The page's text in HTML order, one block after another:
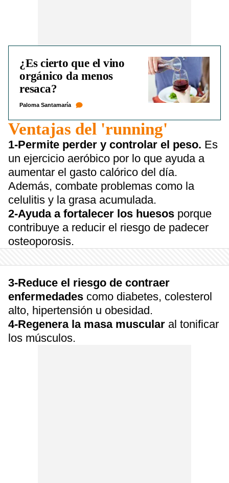
¿Es cierto que el vino
orgánico da menos
resaca?
Paloma Santamaría
Ventajas del 'running'
1-Permite perder y controlar el peso. Es
un ejercicio aeróbico por lo que ayuda a
aumentar el gasto calórico del día.
Además, combate problemas como la
celulitis y la grasa acumulada.
2-Ayuda a fortalecer los huesos porque
contribuye a reducir el riesgo de padecer
osteoporosis.
3-Reduce el riesgo de contraer
enfermedades como diabetes, colesterol
alto, hipertensión u obesidad.
4-Regenera la masa muscular al tonificar
los músculos.